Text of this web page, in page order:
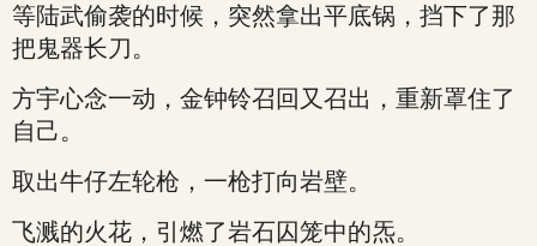
等陆武偷袭的时候，突然拿出平底锅，挡下了那
把鬼器长刀。
方宇心念一动，金钟铃召回又召出，重新罩住了
自己。
取出牛仔左轮枪，一枪打向岩壁。
飞溅的火花，引燃了岩石囚笼中的炁。